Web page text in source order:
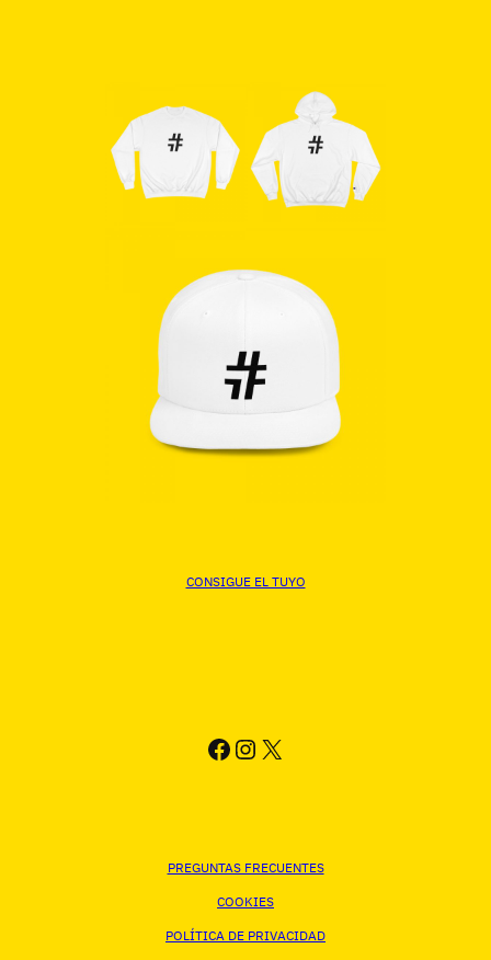
CONSIGUE EL TUYO
FACEBOOK
INSTAGRAM
X
PREGUNTAS FRECUENTES
COOKIES
POLÍTICA DE PRIVACIDAD